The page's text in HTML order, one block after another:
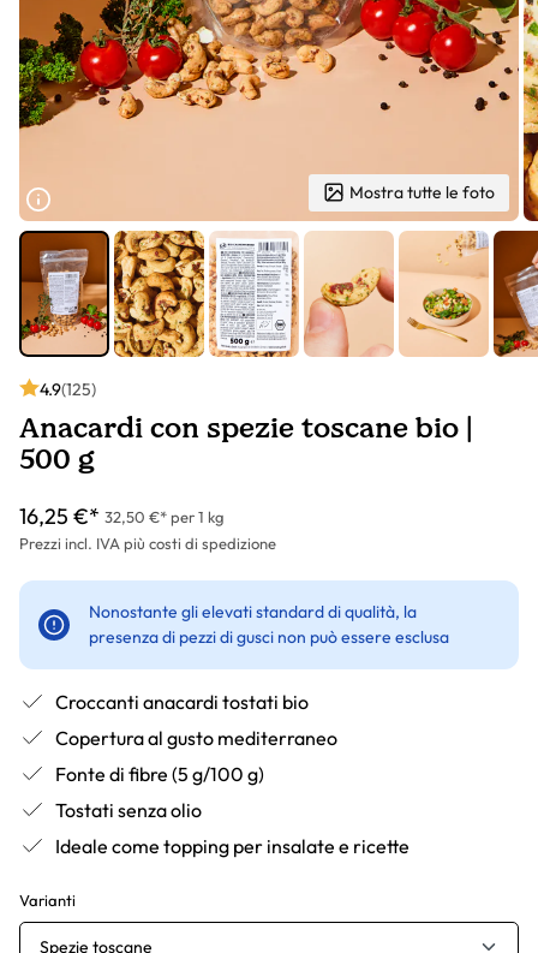
Mostra tutte le foto
4.9(125)
Anacardi con spezie toscane bio |
500 g
16,25 €* 32,50 €* per 1 kg
Prezzi incl. IVA più costi di spedizione
Nonostante gli elevati standard di qualità, la
presenza di pezzi di gusci non può essere esclusa
Croccanti anacardi tostati bio
Copertura al gusto mediterraneo
Fonte di fibre (5 g/100 g)
Tostati senza olio
Ideale come topping per insalate e ricette
Varianti
Spezie toscane